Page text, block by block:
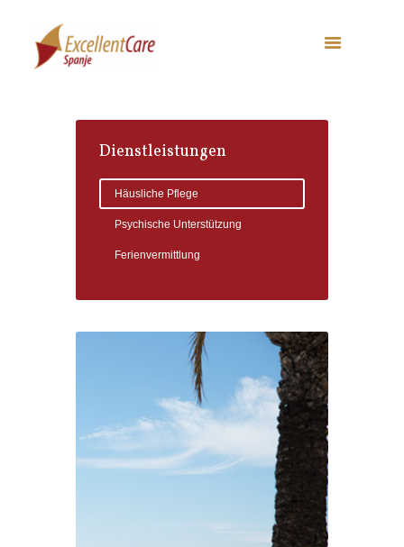
Dienstleistungen
Häusliche Pflege
Psychische Unterstützung
Ferienvermittlung